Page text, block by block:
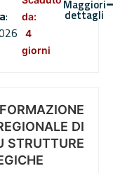
:
da:
4
giorni
Maggiori
dettagli
DI
STRUTTURE